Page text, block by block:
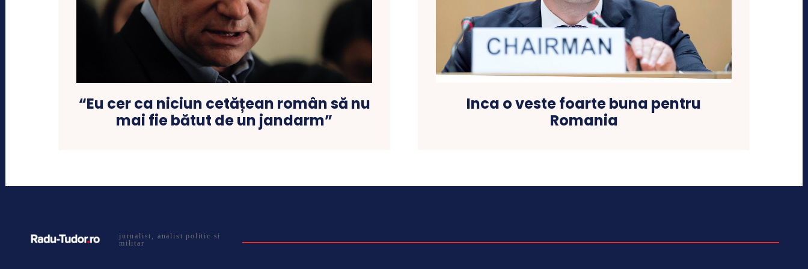
“Eu cer ca niciun cetățean român să nu
mai fie bătut de un jandarm”
Inca o veste foarte buna pentru
Romania
jurnalist, analist politic si
militar